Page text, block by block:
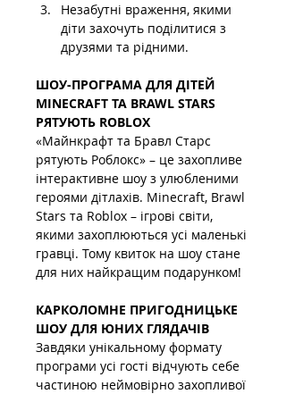
Незабутні враження, якими
діти захочуть поділитися з
друзями та рідними.
ШОУ-ПРОГРАМА ДЛЯ ДІТЕЙ
MINECRAFT ТА BRAWL STARS
РЯТУЮТЬ ROBLOX
«Майнкрафт та Бравл Старс
рятують Роблокс» – це захопливе
інтерактивне шоу з улюбленими
героями дітлахів. Minecraft, Brawl
Stars та Roblox – ігрові світи,
якими захоплюються усі маленькі
гравці. Тому квиток на шоу стане
для них найкращим подарунком!
КАРКОЛОМНЕ ПРИГОДНИЦЬКЕ
ШОУ ДЛЯ ЮНИХ ГЛЯДАЧІВ
Завдяки унікальному формату
програми усі гості відчують себе
частиною неймовірно захопливої